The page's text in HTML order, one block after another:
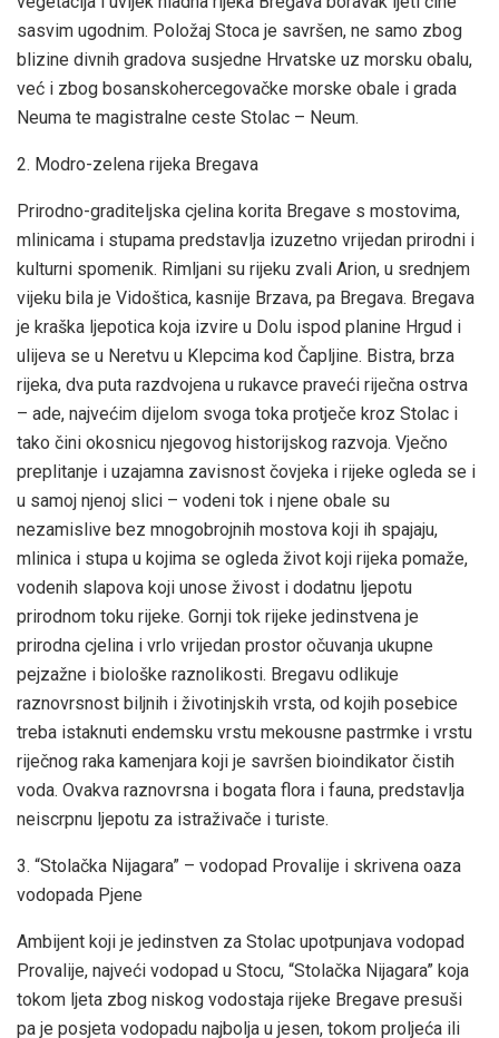
sasvim ugodnim. Položaj Stoca je savršen, ne samo zbog
blizine divnih gradova susjedne Hrvatske uz morsku obalu,
već i zbog bosanskohercegovačke morske obale i grada
Neuma te magistralne ceste Stolac – Neum.
2. Modro-zelena rijeka Bregava
Prirodno-graditeljska cjelina korita Bregave s mostovima,
mlinicama i stupama predstavlja izuzetno vrijedan prirodni i
kulturni spomenik. Rimljani su rijeku zvali Arion, u srednjem
vijeku bila je Vidoštica, kasnije Brzava, pa Bregava. Bregava
je kraška ljepotica koja izvire u Dolu ispod planine Hrgud i
ulijeva se u Neretvu u Klepcima kod Čapljine. Bistra, brza
rijeka, dva puta razdvojena u rukavce praveći riječna ostrva
– ade, najvećim dijelom svoga toka protječe kroz Stolac i
tako čini okosnicu njegovog historijskog razvoja. Vječno
preplitanje i uzajamna zavisnost čovjeka i rijeke ogleda se i
u samoj njenoj slici – vodeni tok i njene obale su
nezamislive bez mnogobrojnih mostova koji ih spajaju,
mlinica i stupa u kojima se ogleda život koji rijeka pomaže,
vodenih slapova koji unose živost i dodatnu ljepotu
prirodnom toku rijeke. Gornji tok rijeke jedinstvena je
prirodna cjelina i vrlo vrijedan prostor očuvanja ukupne
pejzažne i biološke raznolikosti. Bregavu odlikuje
raznovrsnost biljnih i životinjskih vrsta, od kojih posebice
treba istaknuti endemsku vrstu mekousne pastrmke i vrstu
riječnog raka kamenjara koji je savršen bioindikator čistih
voda. Ovakva raznovrsna i bogata flora i fauna, predstavlja
neiscrpnu ljepotu za istraživače i turiste.
3. “Stolačka Nijagara” – vodopad Provalije i skrivena oaza
vodopada Pjene
Ambijent koji je jedinstven za Stolac upotpunjava vodopad
Provalije, najveći vodopad u Stocu, “Stolačka Nijagara” koja
tokom ljeta zbog niskog vodostaja rijeke Bregave presuši
pa je posjeta vodopadu najbolja u jesen, tokom proljeća ili